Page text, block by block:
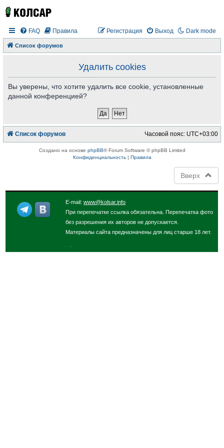
Dark mode
FAQ Правила Выход
Регистрация
Список форумов
Удалить cookies
Вы уверены, что хотите удалить все cookie, установленные
данной конференцией?
Список форумов Часовой пояс: UTC+03:00
Создано на основе phpBB® Forum Software © phpBB Limited
Конфиденциальность| Правила
Вверх
E-mail:www@kolsar.info
При перепечатке ссылка обязательна. Перепечатка фото
без разрешения их авторов не допускается.
Материалы сайта предназначены для лиц старше 18 лет.